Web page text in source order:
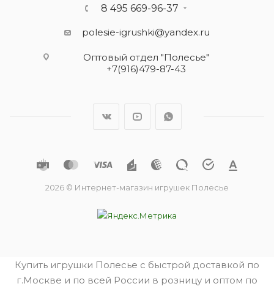
8 495 669-96-37
polesie-igrushki@yandex.ru
Оптовый отдел "Полесье"
+7(916)479-87-43
2026 © Интернет-магазин игрушек Полесье
Купить игрушки Полесье с быстрой доставкой по
г.Москве и по всей России в розницу и оптом по